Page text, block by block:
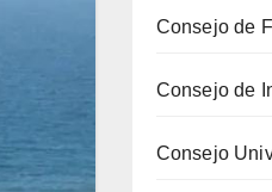
Consejo de
Consejo de
Consejo